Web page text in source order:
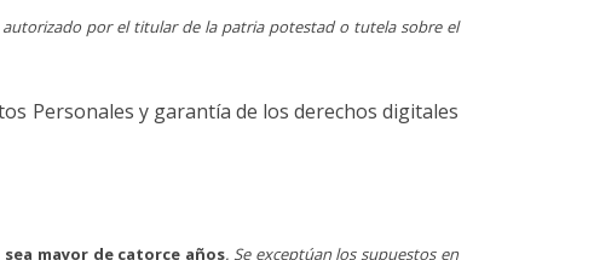
por el titular de la patria potestad o tutela sobre el
Personales y garantía de los derechos digitales
mayor de catorce años. Se exceptúan los supuestos en